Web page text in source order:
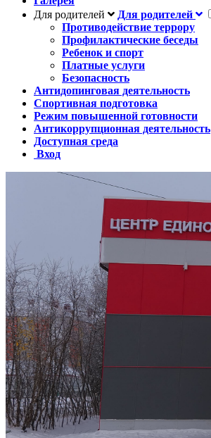
Для родителей
Для родителей
Противодействие террору
Профилактические беседы
Ребенок и спорт
Платные услуги
Безопасность
Антидопинговая деятельность
Спортивная подготовка
Режим повышенной готовности
Антикоррупционная деятельность
Доступная среда
Вход